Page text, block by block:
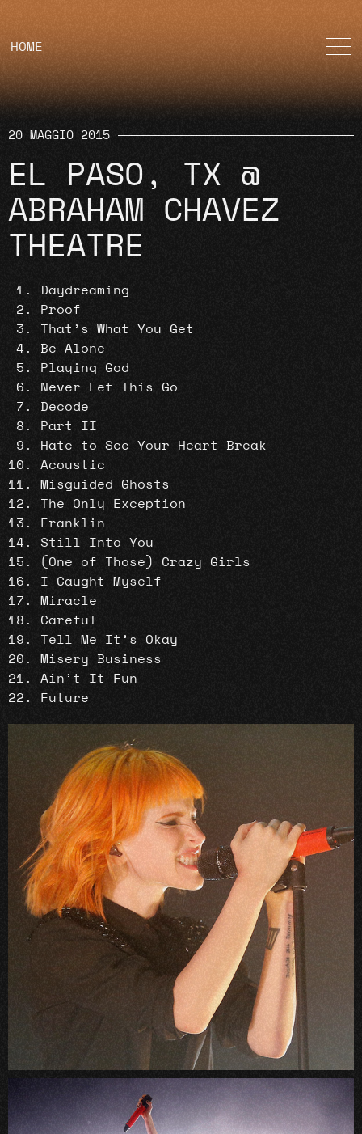
HOME
20 MAGGIO 2015
EL PASO, TX @
ABRAHAM CHAVEZ
THEATRE
Daydreaming
Proof
That’s What You Get
Be Alone
Playing God
Never Let This Go
Decode
Part II
Hate to See Your Heart Break
Acoustic
Misguided Ghosts
The Only Exception
Franklin
Still Into You
(One of Those) Crazy Girls
I Caught Myself
Miracle
Careful
Tell Me It’s Okay
Misery Business
Ain’t It Fun
Future